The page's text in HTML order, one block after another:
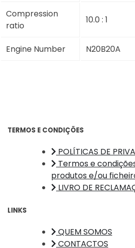
Compression
ratio
10.0 : 1
Engine Number N20B20A
TERMOS E CONDIÇÕES
POLÍTICAS DE
Termos e
produtos e/ou
LIVRO DE
LINKS
QUEM SOMOS
CONTACTOS